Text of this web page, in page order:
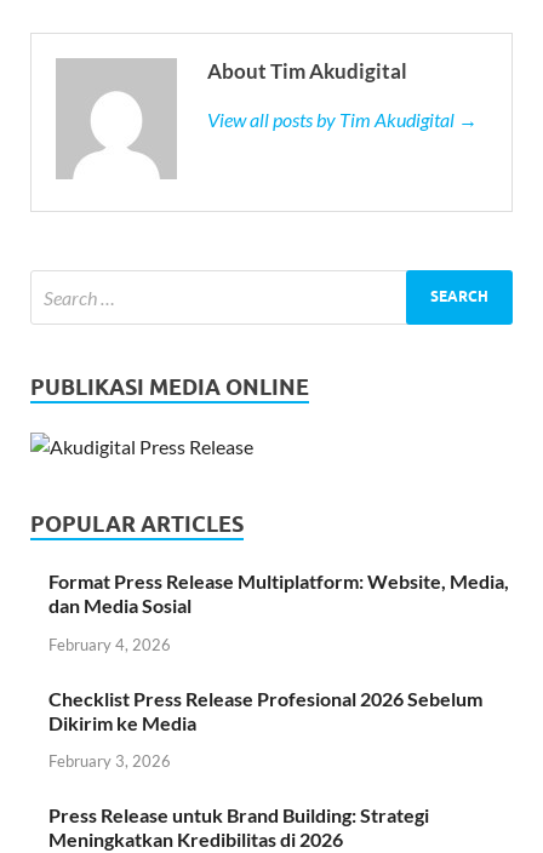
About Tim Akudigital
View all posts by Tim Akudigital →
PUBLIKASI MEDIA ONLINE
POPULAR ARTICLES
Format Press Release Multiplatform: Website, Media,
dan Media Sosial
February 4, 2026
Checklist Press Release Profesional 2026 Sebelum
Dikirim ke Media
February 3, 2026
Press Release untuk Brand Building: Strategi
Meningkatkan Kredibilitas di 2026